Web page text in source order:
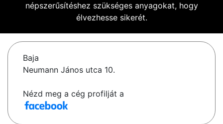
népszerűsítéshez szükséges anyagokat, hogy
élvezhesse sikerét.
Baja
Neumann János utca 10.
Nézd meg a cég profilját a